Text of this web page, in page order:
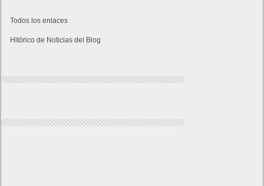
Todos los enlaces
Hitórico de Noticias del Blog